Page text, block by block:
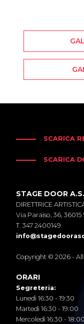
SCARICA
SCARICA
STAGE DOOR
DIRETTRICE
Via Paraiso, 36, 36015
T. 347 2400149
Copyright © 2026 - All
ORARI
Segreteria:
Lunedì 16:30 - 19:30
Martedì 16:30 - 19:00
Mercoledì 16:30 - 18:00